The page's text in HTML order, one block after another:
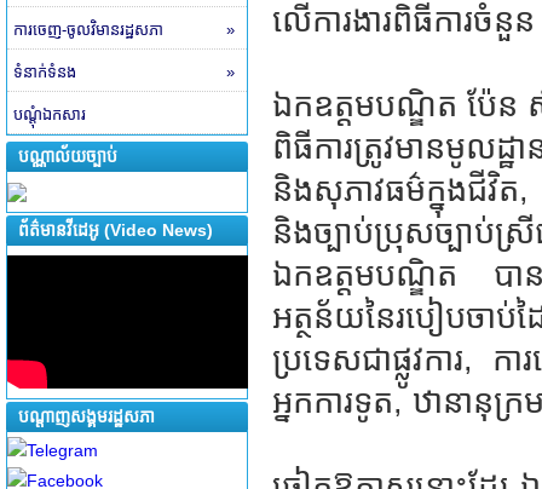
ការចេញ-ចូលវិមានរដ្ឋសភា »
ទំនាក់ទំនង »
បណ្តុំឯកសារ
បណ្ណាល័យច្បាប់
ព័ត៌មានវីដេអូ (Video News)
បណ្តាញសង្គមរដ្ឋសភា
Telegram
Facebook
លើការងារពិធីការចំនួ
ឯកឧត្តមបណ្ឌិត ប៉ែន
ពិធីការត្រូវមានមូលដ្
និងសុភាវធម៌ក្នុងជីវិត
និងច្បាប់ប្រុសច្បាប់ស្
ឯកឧត្តមបណ្ឌិត បានធ្
អត្ថន័យនៃរបៀបចាប់ដ
ប្រទេសជាផ្លូវការ,
អ្នកការទូត, ឋានានុក្